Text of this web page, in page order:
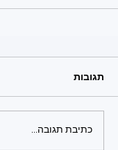
תגובות
כתיבת תגובה...